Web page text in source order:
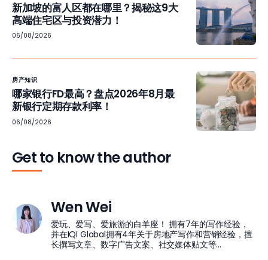
新加坡的富人区都在哪里？揭秘这9大
高端住宅区与投资潜力！
06/08/2026
房产知识
哪家银行FD最高？盘点2026年8月最
新银行定期存款利率！
06/08/2026
Get to know the author
Wen Wei
爱玩、爱写、爱旅游的白羊座！ 拥有7年的写作经验，
并在IQI Global拥有4年关于房地产写作和营销经验，擅
长撰写文章、数字广告文案、社交媒体贴文等...